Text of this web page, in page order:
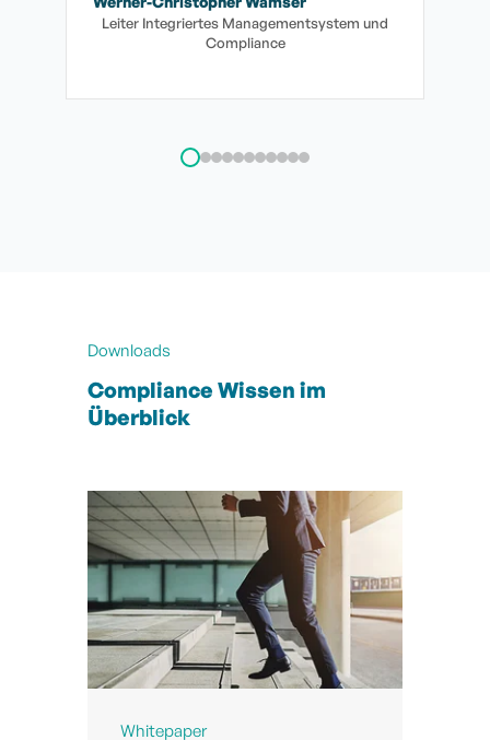
Managementsystem und
Process & Quality Compliance
Manager Environment & Energy |
Downloads
Compliance Wissen im
Überblick
Whitepaper